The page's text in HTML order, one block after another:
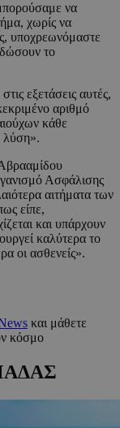
να
χωρίς να
υποχρεωνόμαστε
το
εξετάσεις αυτές,
αριθμό
κάθε
λύση».
Ασφάλισης
αιτήματα των
είπε,
και υπάρχουν
καλύτερα το
οι ασθενείς».
και μάθετε
κόσμο